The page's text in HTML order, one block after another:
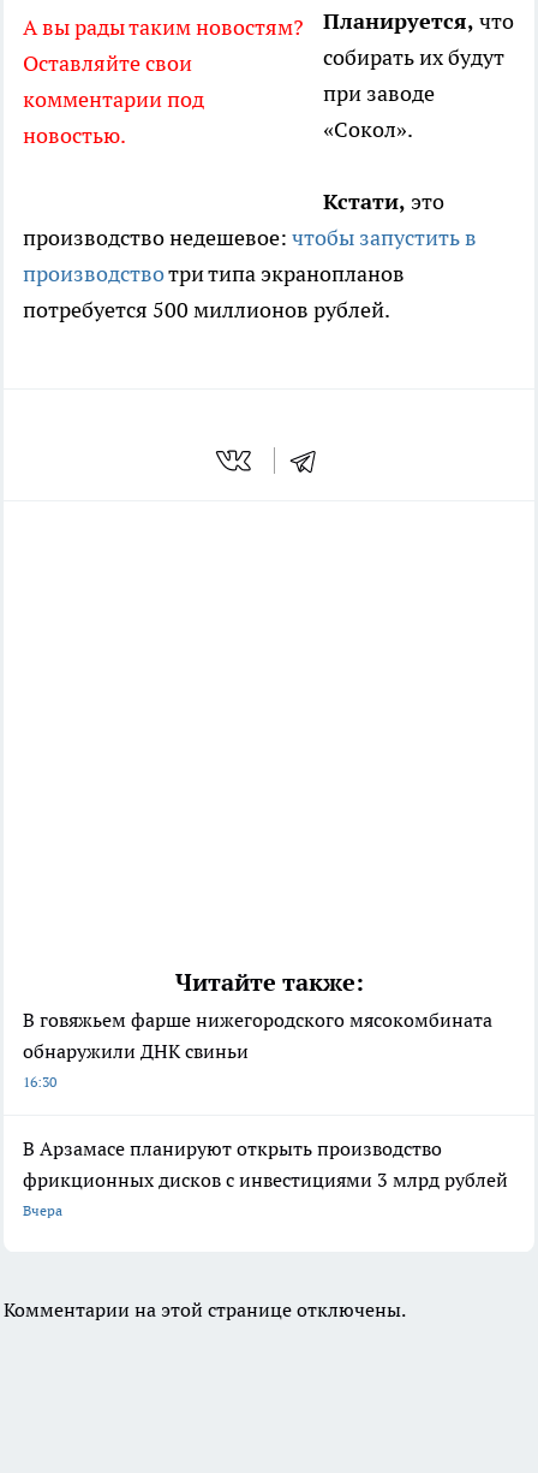
А вы рады таким новостям?
Оставляйте свои
комментарии под
новостью.
Планируется, что
собирать их будут
при заводе
«Сокол».
Кстати, это
производство недешевое: чтобы запустить в
производствотри типа экранопланов
потребуется 500 миллионов рублей.
Читайте также:
В говяжьем фарше нижегородского мясокомбината
обнаружили ДНК свиньи
16:30
В Арзамасе планируют открыть производство
фрикционных дисков с инвестициями 3 млрд рублей
Вчера
Комментарии на этой странице отключены.